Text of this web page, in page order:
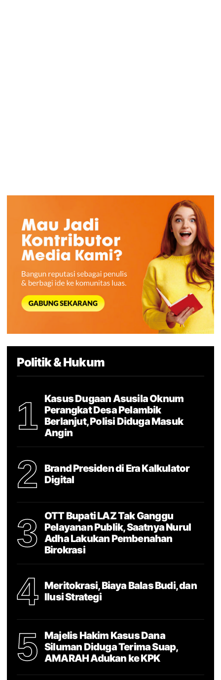
Politik & Hukum
1
Kasus Dugaan Asusila Oknum
Perangkat Desa Pelambik
Berlanjut, Polisi Diduga Masuk
Angin
2
Brand Presiden di Era Kalkulator
Digital
3
OTT Bupati LAZ Tak Ganggu
Pelayanan Publik, Saatnya Nurul
Adha Lakukan Pembenahan
Birokrasi
4
Meritokrasi, Biaya Balas Budi, dan
Ilusi Strategi
5
Majelis Hakim Kasus Dana
Siluman Diduga Terima Suap,
AMARAH Adukan ke KPK